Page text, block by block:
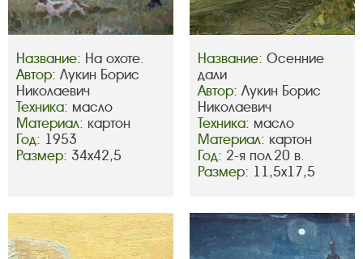
Название: На охоте.
Автор: Лукин Борис
Николаевич
Техника: масло
Материал: картон
Год: 1953
Размер: 34х42,5
Название: Осенние
дали
Автор: Лукин Борис
Николаевич
Техника: масло
Материал: картон
Год: 2-я пол.20 в.
Размер: 11,5х17,5